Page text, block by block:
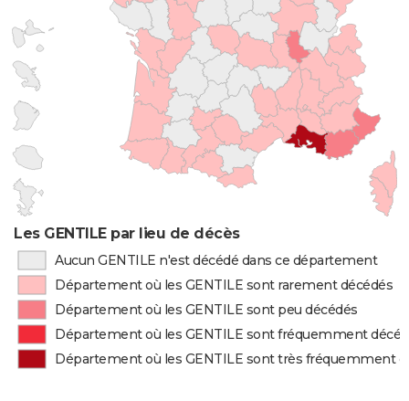
Les GENTILE par lieu de décès
Aucun GENTILE n'est décédé dans ce département
Département où les GENTILE sont rarement décédés
Département où les GENTILE sont peu décédés
Département où les GENTILE sont fréquemment
Département où les GENTILE sont très fréquemment